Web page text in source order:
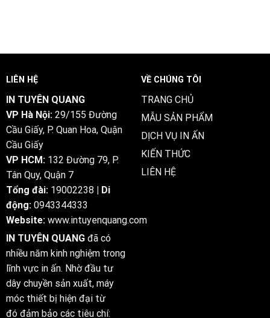
Diện
Doanh
–
lượng
tranh
LIÊN HỆ
IN TUYÊN QUANG
VP Hà Nội: 29/155 Đường
Cầu Giấy, P. Quan Hoa, Quận
Cầu Giấy
VP HCM: 132 Đường 79, P.
Tân Quy, Quận 7
Tổng đài: 19002238 | Di
động: 0943344333
Website: www.intuyenquang.com
IN TUYÊN QUANG đã có
nhiều năm kinh nghiệm trong
lĩnh vực in ấn. Nhờ đầu tư
dây chuyền sản xuất, máy
móc thiết bị hiện đại từ
đó đảm bảo các tiêu chí:
VỀ CHÚNG TÔI
TRANG CHỦ
MẪU SẢN PHẨM
DỊCH VỤ IN ẤN
KIẾN THỨC
LIÊN HỆ